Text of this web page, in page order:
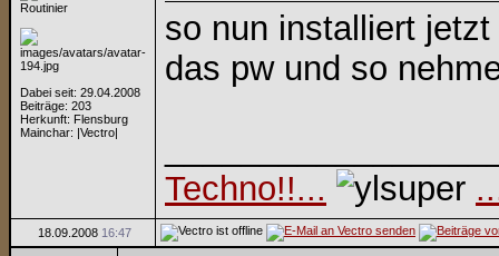
Routinier
Dabei seit: 29.04.2008
Beiträge: 203
Herkunft: Flensburg
Mainchar: |Vectro|
so nun installiert
das pw und so
Techno!!...
18.09.2008 16:47